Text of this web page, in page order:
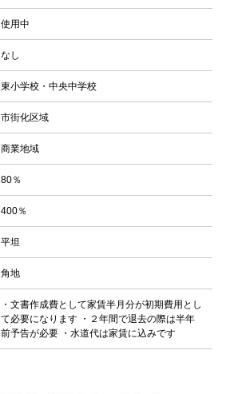
使用中
なし
東小学校・中央中学校
市街化区域
商業地域
80％
400％
平坦
角地
・文書作成費として家賃半月分が初期費用とし
て必要になります ・２年間で退去の際は半年
前予告が必要 ・水道代は家賃に込みです